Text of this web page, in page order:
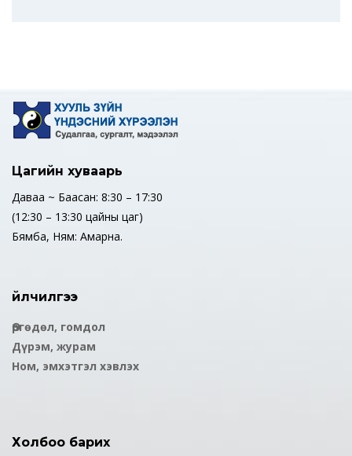
Цагийн хуваарь
Даваа ~ Баасан: 8:30 – 17:30
(12:30 – 13:30 цайны цаг)
Бямба, Ням: Амарна.
Үйлчилгээ
Өргөдөл, гомдол
Дүрэм, журам
Ном, эмхэтгэл хэвлэх
Холбоо барих